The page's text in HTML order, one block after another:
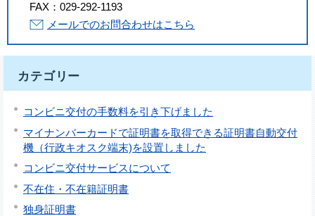
FAX： 029-292-1193
メールでのお問合わせはこちら
カテゴリー
コンビニ交付の手数料を引き下げました
マイナンバーカードで証明書を取得できる証明書自動交付
機（行政キオスク端末)を設置しました
コンビニ交付サービスについて
不在住・不在籍証明書
独身証明書